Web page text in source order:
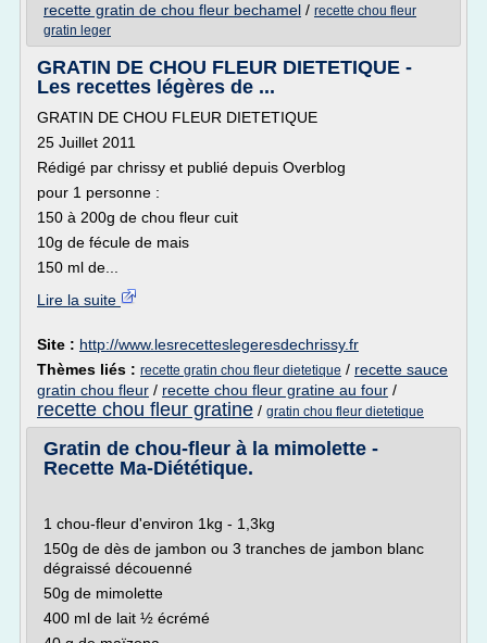
recette gratin de chou fleur bechamel / recette chou fleur
gratin leger
GRATIN DE CHOU FLEUR DIETETIQUE -
Les recettes légères de ...
GRATIN DE CHOU FLEUR DIETETIQUE
25 Juillet 2011
Rédigé par chrissy et publié depuis Overblog
pour 1 personne :
150 à 200g de chou fleur cuit
10g de fécule de mais
150 ml de...
Lire la suite
Site : http://www.lesrecetteslegeresdechrissy.fr
Thèmes liés : recette gratin chou fleur dietetique / recette sauce
gratin chou fleur / recette chou fleur gratine au four /
recette chou fleur gratine / gratin chou fleur dietetique
Gratin de chou-fleur à la mimolette -
Recette Ma-Diététique.
1 chou-fleur d'environ 1kg - 1,3kg
150g de dès de jambon ou 3 tranches de jambon blanc
dégraissé découenné
50g de mimolette
400 ml de lait ½ écrémé